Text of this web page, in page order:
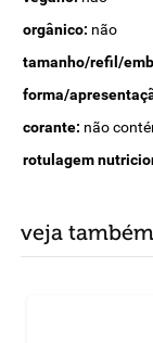
orgânico: não
tamanho/refil/
forma/
corante: não
rotulagem
veja também